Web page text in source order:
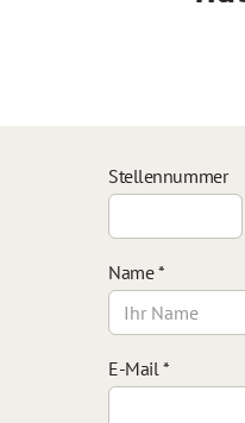
Stellennummer
Name*
E-Mail*